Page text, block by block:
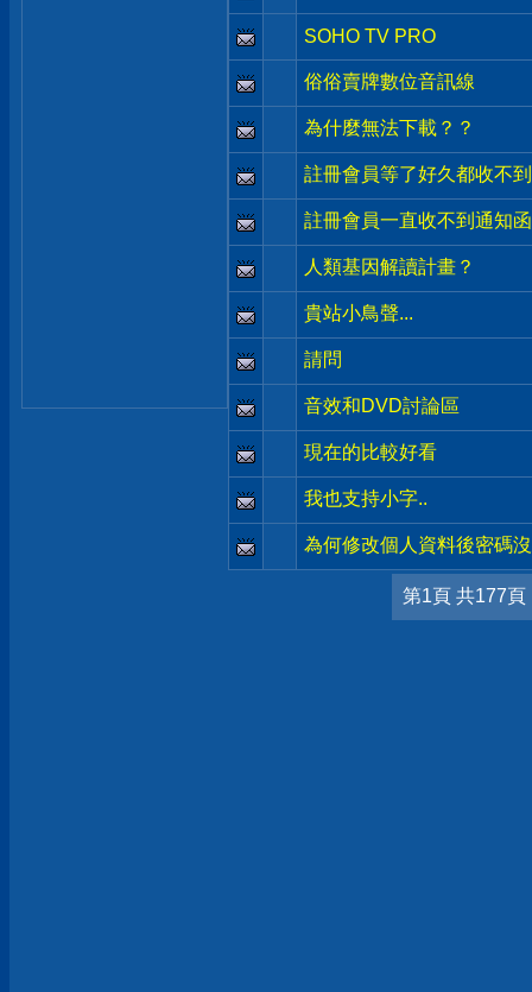
SOHO TV PRO
俗俗賣牌數位音訊線
為什麼無法下載？？
註冊會員等了好久都收不
註冊會員一直收不到通知函
人類基因解讀計畫？
貴站小鳥聲...
請問
音效和DVD討論區
現在的比較好看
我也支持小字..
為何修改個人資料後密碼
第1頁 共177頁